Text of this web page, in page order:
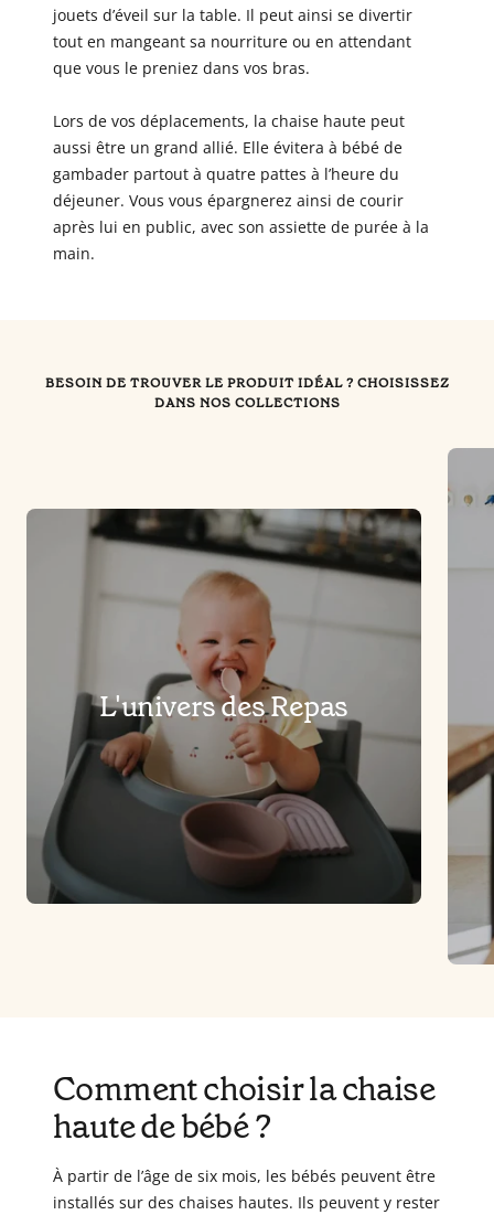
jouets d’éveil sur la table. Il peut ainsi se divertir
tout en mangeant sa nourriture ou en attendant
que vous le preniez dans vos bras.
Lors de vos déplacements, la chaise haute peut
aussi être un grand allié. Elle évitera à bébé de
gambader partout à quatre pattes à l’heure du
déjeuner. Vous vous épargnerez ainsi de courir
après lui en public, avec son assiette de purée à la
main.
BESOIN DE TROUVER LE PRODUIT IDÉAL ? CHOISISSEZ
DANS NOS COLLECTIONS
L'univers des Repas
Comment choisir la chaise
haute de bébé ?
À partir de l’âge de six mois, les bébés peuvent être
installés sur des chaises hautes. Ils peuvent y rester